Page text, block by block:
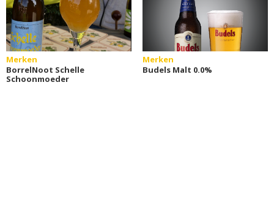
Merken
BorrelNoot Schelle
Schoonmoeder
Merken
Budels Malt 0.0%